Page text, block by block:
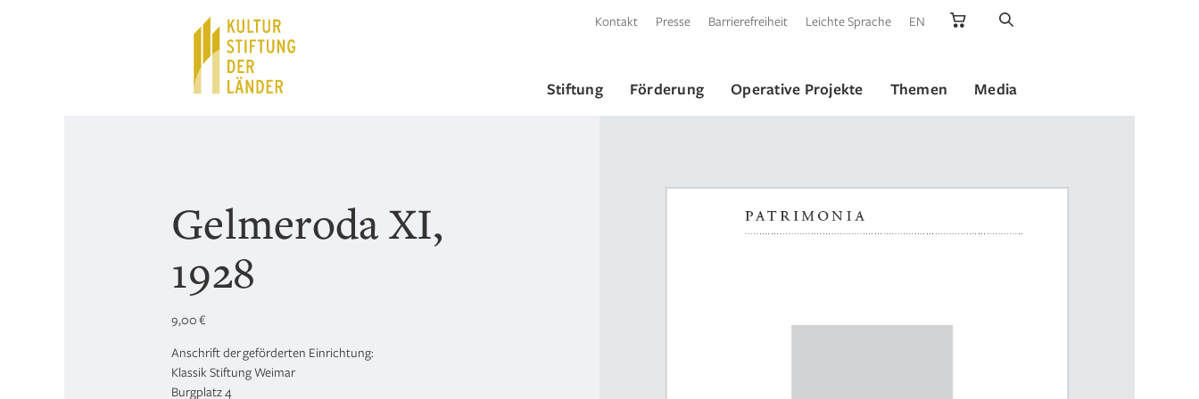
Kontakt Presse Barrierefreiheit Leichte Sprache EN
Stiftung Förderung Operative Projekte Themen Media
Gelmeroda XI,
1928
9,00€
Anschrift der geförderten Einrichtung:
Klassik Stiftung Weimar
Burgplatz 4